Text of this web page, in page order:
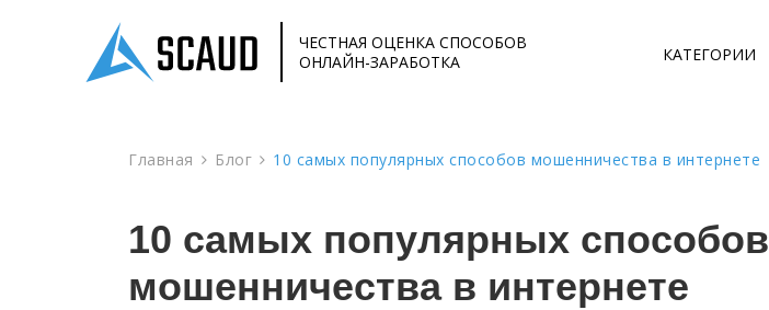
ЧЕСТНАЯ ОЦЕНКА СПОСОБОВ
ОНЛАЙН-ЗАРАБОТКА
КАТЕГОРИИ
Главная Блог 10 самых популярных способов мошенничества в интернете
10 самых популярных способов
мошенничества в интернете